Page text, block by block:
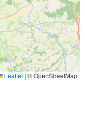
Leaflet | © OpenStreetMap